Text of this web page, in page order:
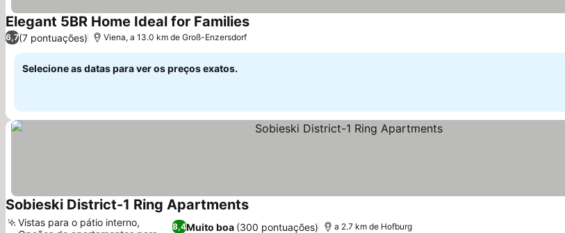
Elegant 5BR Home Ideal for Families
6,7(7 pontuações) Viena, a 13.0 km de Groß-Enzersdorf
Selecione as datas para ver os preços exatos.
Sobieski District-1 Ring Apartments
8,4Muito boa (300 pontuações)
Vistas para o pátio interno,
a 2.7 km de Hofburg